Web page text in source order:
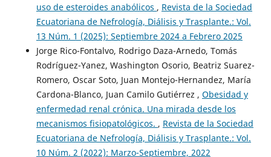
uso de esteroides anabólicos , Revista de la Sociedad
Ecuatoriana de Nefrología, Diálisis y Trasplante.: Vol.
13 Núm. 1 (2025): Septiembre 2024 a Febrero 2025
Jorge Rico-Fontalvo, Rodrigo Daza-Arnedo, Tomás
Rodríguez-Yanez, Washington Osorio, Beatriz Suarez-
Romero, Oscar Soto, Juan Montejo-Hernandez, María
Cardona-Blanco, Juan Camilo Gutiérrez , Obesidad y
enfermedad renal crónica. Una mirada desde los
mecanismos fisiopatológicos. , Revista de la Sociedad
Ecuatoriana de Nefrología, Diálisis y Trasplante.: Vol.
10 Núm. 2 (2022): Marzo-Septiembre, 2022